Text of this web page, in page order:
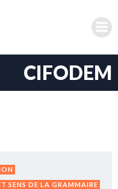
CIFODEM
SENS DE LA GRAMMAIRE